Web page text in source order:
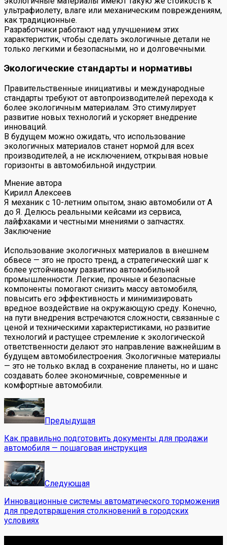
ультрафиолету, влаге или механическим повреждениям,
как традиционные.
Разработчики работают над улучшением этих
характеристик, чтобы сделать экологичные детали не
только легкими и безопасными, но и долговечными.
Экологические стандарты и нормативы
Правительственные инициативы и международные
стандарты требуют от автопроизводителей перехода к
более экологичным материалам. Это стимулирует
развитие новых технологий и ускоряет внедрение
инноваций.
В будущем можно ожидать, что использование
экологичных материалов станет нормой для всех
производителей, а не исключением, открывая новые
горизонты в автомобильной индустрии.
Мнение автора
Кирилл Алексеев
Я механик с 10-летним опытом, знаю автомобили от А
до Я. Делюсь реальными кейсами из сервиса,
лайфхаками и честными мнениями о запчастях.
Заключение
Использование экологичных материалов в внешнем
обвесе — это не просто тренд, а стратегический шаг к
более устойчивому развитию автомобильной
промышленности. Легкие, прочные и безопасные
компоненты помогают снизить массу автомобиля,
повысить его эффективность и минимизировать
вредное воздействие на окружающую среду. Конечно,
на пути внедрения встречаются сложности, связанные с
ценой и техническими характеристиками, но развитие
технологий и растущее стремление к экологической
ответственности делают это направление важнейшим в
будущем автомобилестроения. Экологичные материалы
— это не только вклад в сохранение планеты, но и шанс
создавать более экономичные, современные и
комфортные автомобили.
Предыдущая
Как правильно подготовить документы для продажи
автомобиля — пошаговая инструкция
Следующая
Инновационные системы автоматического торможения
для предотвращения столкновений в городских
условиях